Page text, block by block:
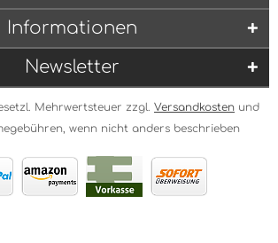
Informationen
Newsletter
Mehrwertsteuer zzgl. Versandkosten und
wenn nicht anders beschrieben